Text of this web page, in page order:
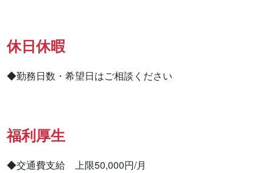
休日休暇
◆勤務日数・希望日はご相談ください
福利厚生
◆交通費支給　上限50,000円/月